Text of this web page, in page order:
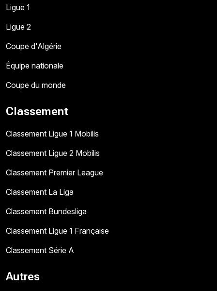
Ligue 1
Ligue 2
Coupe d'Algérie
Équipe nationale
Coupe du monde
Classement
Classement Ligue 1 Mobilis
Classement Ligue 2 Mobilis
Classement Premier League
Classement La Liga
Classement Bundesliga
Classement Ligue 1 Française
Classement Série A
Autres